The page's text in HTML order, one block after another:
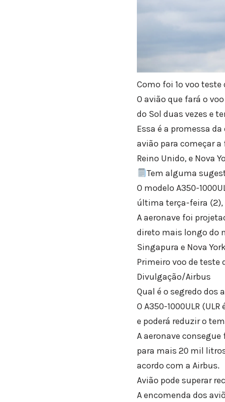
Como foi 1º voo
O avião que fará o
do Sol duas vezes e
Essa é a promessa
avião para começar a
Reino Unido, e Nova
Tem alguma
O modelo A350-
última terça-feira (2),
A aeronave foi
direto mais longo do
Singapura e Nova
Primeiro voo de teste
Divulgação/Airbus
Qual é o segredo dos
O A350-1000ULR
e poderá reduzir o
A aeronave
para mais 20 mil
acordo com a Airbus.
Avião pode superar
A encomenda dos